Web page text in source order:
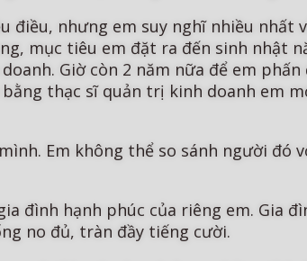
nhưng em suy nghĩ nhiều nhất
mục tiêu em đặt ra đến sinh nhật
Giờ còn 2 năm nữa để em
thạc sĩ quản trị kinh doanh em
Em không thể so sánh người đó
đình hạnh phúc của riêng em. Gia
no đủ, tràn đầy tiếng cười.